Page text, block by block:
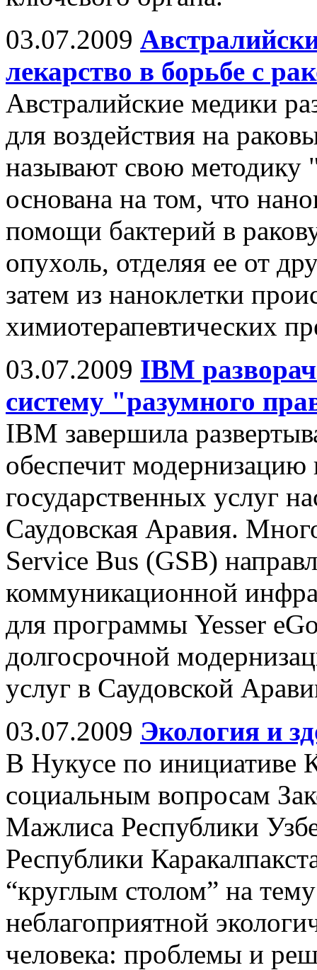
03.07.2009
лекарство в борьбе с
Австралийские медики
для воздействия на
называют свою методику
основана на том, что
помощи бактерий в
опухоль, отделяя ее от
затем из наноклетки
химиотерапевтических
03.07.2009 IBM
систему "разумного
IBM завершила
обеспечит
государственных услуг
Саудовская Аравия.
Service Bus (GSB)
коммуникационной
для программы Yesser
долгосрочной
услуг в Саудовской
03.07.2009 Экология и
В Нукусе по инициативе
социальным вопросам
Мажлиса Республики
Республики
“круглым столом” на
неблагоприятной
человека: проблемы и